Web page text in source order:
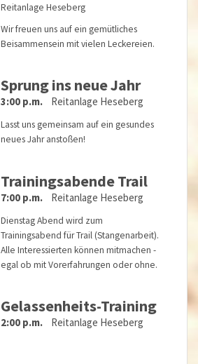
Reitanlage Heseberg
Wir freuen uns auf ein gemütliches
Beisammensein mit vielen Leckereien.
Sprung ins neue Jahr
3:00 p.m. Reitanlage Heseberg
Lasst uns gemeinsam auf ein gesundes
neues Jahr anstoßen!
Trainingsabende Trail
7:00 p.m. Reitanlage Heseberg
Dienstag Abend wird zum
Trainingsabend für Trail (Stangenarbeit).
Alle Interessierten können mitmachen -
egal ob mit Vorerfahrungen oder ohne.
Gelassenheits-Training
2:00 p.m. Reitanlage Heseberg